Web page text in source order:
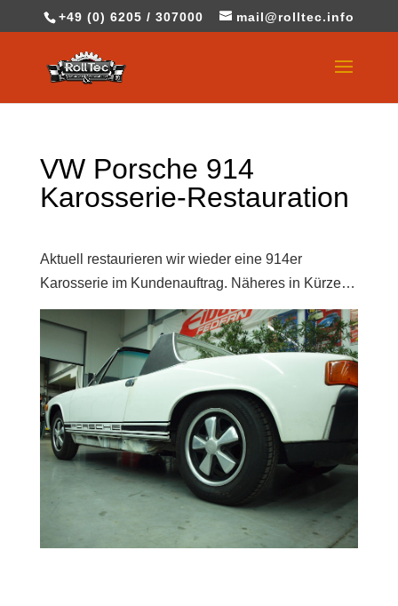
+49 (0) 6205 / 307000 mail@rolltec.info
VW Porsche 914
Karosserie-Restauration
Aktuell restaurieren wir wieder eine 914er
Karosserie im Kundenauftrag. Näheres in Kürze…